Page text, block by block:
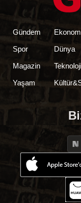
Gündem
Spor
Magazin
Yaşam
Dünya
Teknoloji